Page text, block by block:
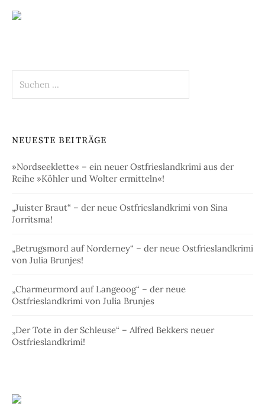
nach:
NEUESTE BEITRÄGE
»Nordseeklette« – ein neuer Ostfrieslandkrimi aus der
Reihe »Köhler und Wolter ermitteln«!
„Juister Braut“ – der neue Ostfrieslandkrimi von Sina
Jorritsma!
„Betrugsmord auf Norderney“ – der neue Ostfrieslandkrimi
von Julia Brunjes!
„Charmeurmord auf Langeoog“ – der neue
Ostfrieslandkrimi von Julia Brunjes
„Der Tote in der Schleuse“ – Alfred Bekkers neuer
Ostfrieslandkrimi!